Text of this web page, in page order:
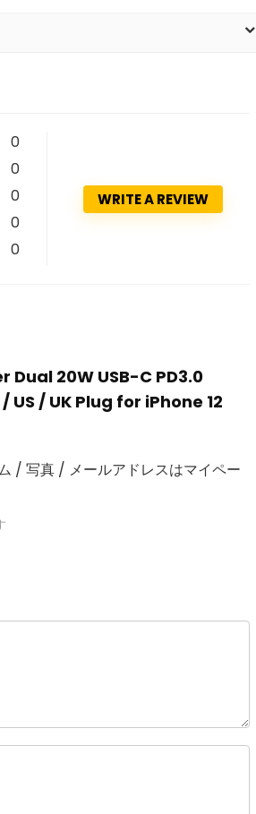
0
0
0
0
0
WRITE A REVIEW
Dual 20W USB-C PD3.0
/ UK Plug for iPhone 12
/ 写真 / メールアドレスはマイペー